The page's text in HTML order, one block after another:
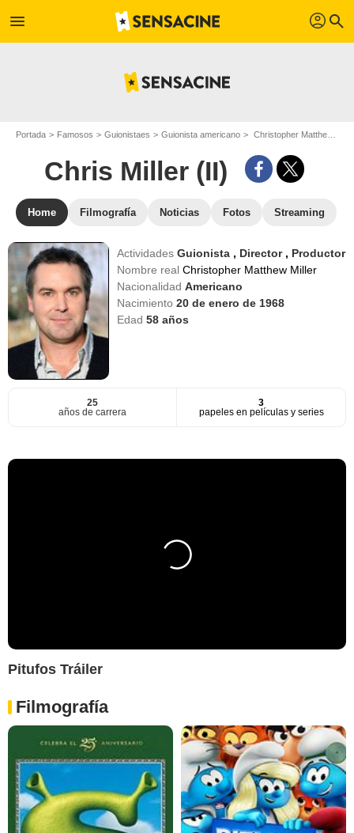
menu profil search
Portada Famosos Guionistaes Guionista americano Christopher Matthew Miller - Apodo : Chris Miller (II)
Chris Miller (II)
Home Filmografía Noticias Fotos Streaming
ActividadesGuionista , Director , Productor
Nombre realChristopher Matthew Miller
NacionalidadAmericano
Nacimiento20 de enero de 1968
Edad58 años
25
años de carrera
3
papeles en películas y series
Pitufos Tráiler
Filmografía